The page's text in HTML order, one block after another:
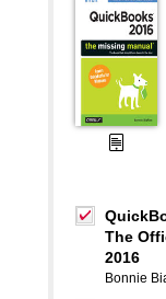
The
2016
Bonnie